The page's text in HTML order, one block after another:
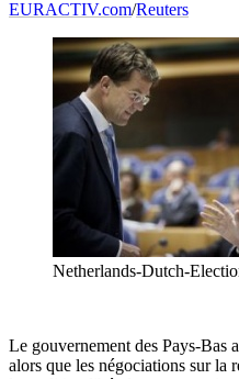
EURACTIV.com/Reuters
Netherlands-Dutch-
Le gouvernement des Pays-Bas
alors que les négociations sur la